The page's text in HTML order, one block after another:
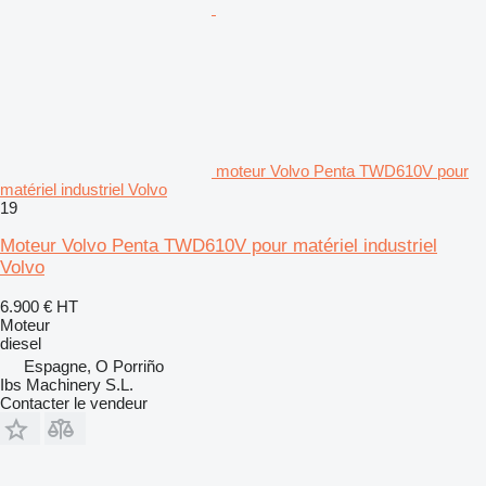
moteur Volvo Penta TWD610V pour
matériel industriel Volvo
19
Moteur Volvo Penta TWD610V pour matériel industriel
Volvo
6.900 € HT
Moteur
diesel
Espagne, O Porriño
Ibs Machinery S.L.
Contacter le vendeur